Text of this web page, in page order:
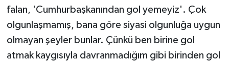
falan, 'Cumhurbaşkanından gol yemeyiz'. Çok
olgunlaşmamış, bana göre siyasi olgunluğa uygun
olmayan şeyler bunlar. Çünkü ben birine gol
atmak kaygısıyla davranmadığım gibi birinden gol